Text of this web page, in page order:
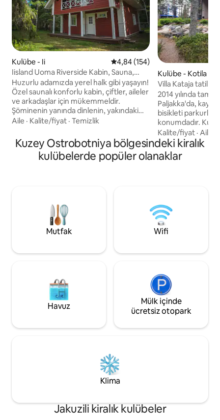
Kulübe - Ii 5 üzerinden ortalama 4,84
4,84 (154)
Iisland Uoma Riverside Kabin, Sauna,
kablosuz internet bağlantısı, otopark
Huzurlu adamızda yerel halk gibi yaşayın!
Özel saunalı konforlu kabin, çiftler, aileler
ve arkadaşlar için mükemmeldir.
Şöminenin yanında dinlenin, yakındaki
denizin tadını çıkarın, kutup ışıklarını
etkinliklere katılın. Mağazalara sadece 5
dakika, Oulu/Kemi havaalanına 45 dakika,
Rovaniemi'ye 2 saat. Dahil olanlar: tam
ekipman. Faaliyetler: Ren geyiği çiftliği
ziyareti Buzda balık tutma Ada gezisi,
tekne gezisi Kızak gezileri Kışın yüzme
Aile · Kalite/fiyat · Temizlik
Kulübe - Kotila
Villa Kataja tatil
2014 yılında
Paljakka'da,
bisikleti
konumdadır.
katta yer
genişliğinde olan
size hem kış hem
doğanın
Evcil hayvan
Mesafeler:
26 km.
km ve Ristijärvi 26
Kalite/fiyat ·Aile
Kuzey Ostrobotniya bölgesindeki kiralık
kulübelerde popüler olanaklar
Mutfak Wifi
Havuz
Mülk içinde
ücretsiz otopark
Klima
Jakuzili kiralık kulübeler